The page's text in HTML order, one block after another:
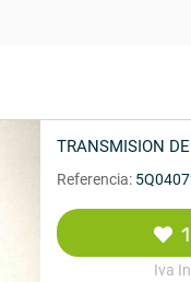
TRANSMISION
Referencia:
Iva